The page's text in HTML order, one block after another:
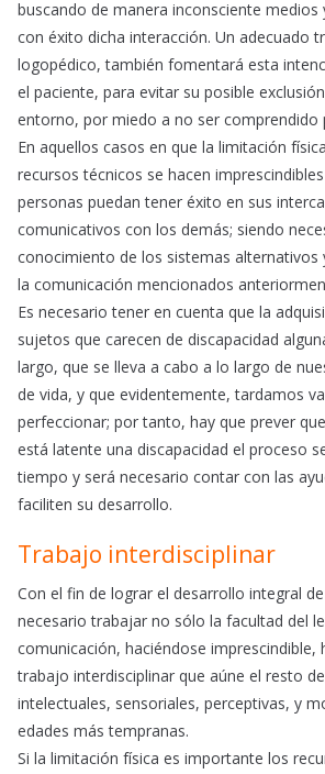
buscando de manera inconsciente
con éxito dicha interacción. Un adecuado
logopédico, también fomentará esta
el paciente, para evitar su posible
entorno, por miedo a no ser comprendido
En aquellos casos en que la limitación
recursos técnicos se hacen
personas puedan tener éxito en sus
comunicativos con los demás; siendo
conocimiento de los sistemas
la comunicación mencionados
Es necesario tener en cuenta que la
sujetos que carecen de discapacidad
largo, que se lleva a cabo a lo largo de
de vida, y que evidentemente, tardamos
perfeccionar; por tanto, hay que prever
está latente una discapacidad el proceso
tiempo y será necesario contar con las
faciliten su desarrollo.
Trabajo interdisciplinar
Con el fin de lograr el desarrollo integral
necesario trabajar no sólo la facultad del
comunicación, haciéndose imprescindible,
trabajo interdisciplinar que aúne el resto
intelectuales, sensoriales, perceptivas, y
edades más tempranas.
Si la limitación física es importante los